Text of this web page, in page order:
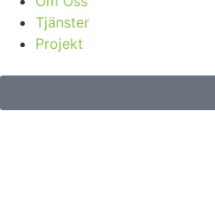
Tjänster
Projekt